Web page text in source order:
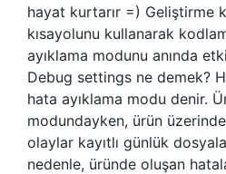
hayat kurtarır =) Geliştirme
kısayolunu kullanarak
ayıklama modunu anında
Debug settings ne demek?
hata ayıklama modu denir.
modundayken, ürün
olaylar kayıtlı günlük
nedenle, üründe oluşan